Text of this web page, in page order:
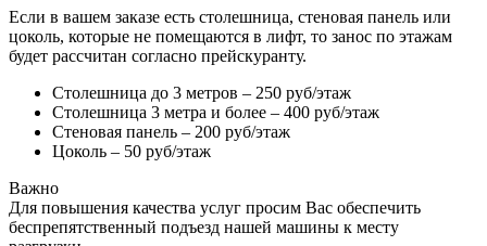
Если в вашем заказе есть столешница, стеновая панель или
цоколь, которые не помещаются в лифт, то занос по этажам
будет рассчитан согласно прейскуранту.
Столешница до 3 метров – 250 руб/этаж
Столешница 3 метра и более – 400 руб/этаж
Стеновая панель – 200 руб/этаж
Цоколь – 50 руб/этаж
Важно
Для повышения качества услуг просим Вас обеспечить
беспрепятственный подъезд нашей машины к месту